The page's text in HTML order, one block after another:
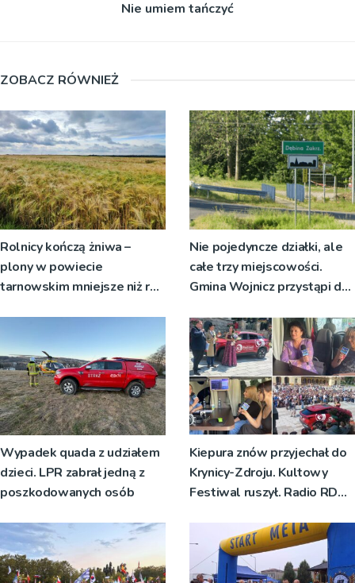
Nie umiem tańczyć
ZOBACZ RÓWNIEŻ
Rolnicy kończą żniwa –
plony w powiecie
tarnowskim mniejsze niż rok
Nie pojedyncze działki, ale
całe trzy miejscowości.
Gmina Wojnicz przystąpi do
planistycznych
Wypadek quada z udziałem
dzieci. LPR zabrał jedną z
poszkodowanych osób
Kiepura znów przyjechał do
Krynicy-Zdroju. Kultowy
Festiwal ruszył. Radio RDN
[ZDJĘCIA]